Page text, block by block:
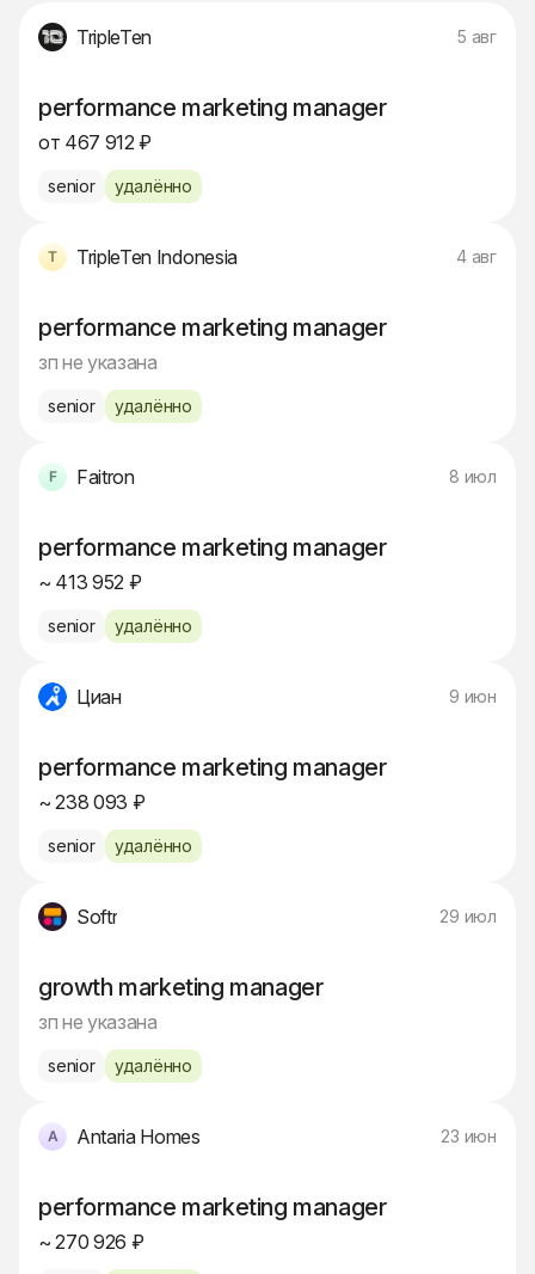
TripleTen 5 авг
performance marketing manager
от 467 912 ₽
senior удалённо
TripleTen Indonesia 4 авг
performance marketing manager
зп не указана
senior удалённо
Faitron 8 июл
performance marketing manager
~ 413 952 ₽
senior удалённо
Циан 9 июн
performance marketing manager
~ 238 093 ₽
senior удалённо
Softr 29 июл
growth marketing manager
зп не указана
senior удалённо
Antaria Homes 23 июн
performance marketing manager
~ 270 926 ₽